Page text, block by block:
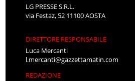
LG PRESSE S.R.L.
via Festaz, 52 11100 AOSTA
DIRETTORE RESPONSABILE
Luca Mercanti
l.mercanti@gazzettamatin.com
REDAZIONE